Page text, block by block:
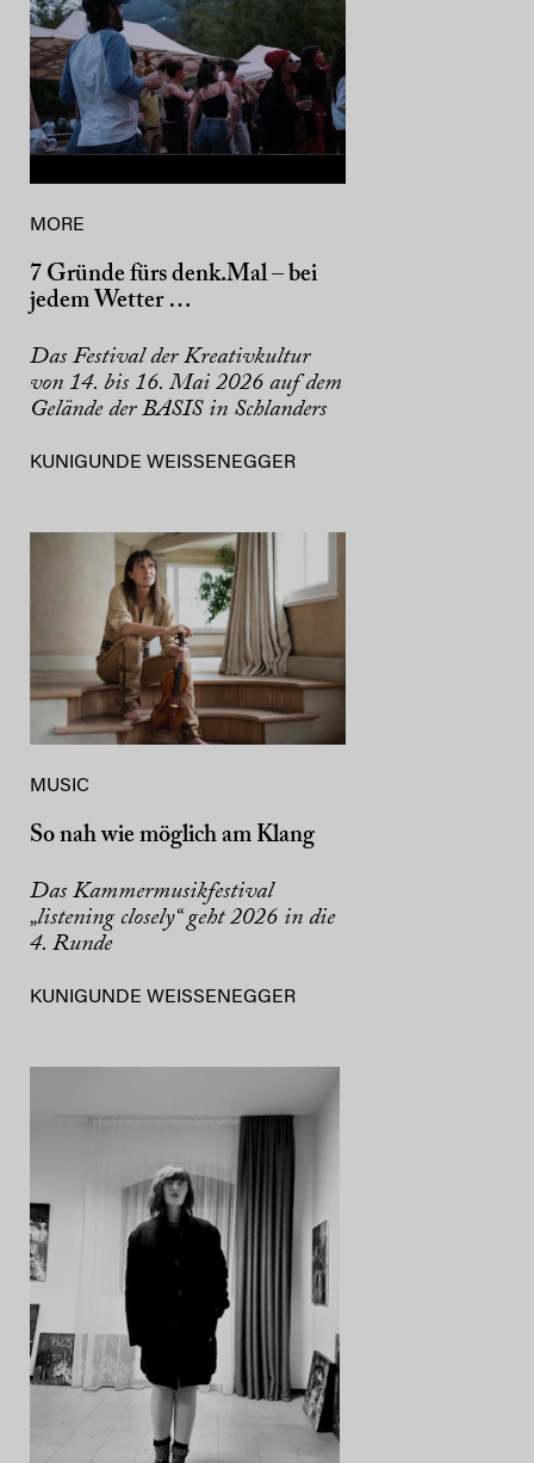
MORE
7 Gründe fürs denk.Mal – bei
jedem Wetter …
Das Festival der Kreativkultur
von 14. bis 16. Mai 2026 auf dem
Gelände der BASIS in Schlanders
KUNIGUNDE WEISSENEGGER
MUSIC
So nah wie möglich am Klang
Das Kammermusikfestival
„listening closely“ geht 2026 in die
4. Runde
KUNIGUNDE WEISSENEGGER